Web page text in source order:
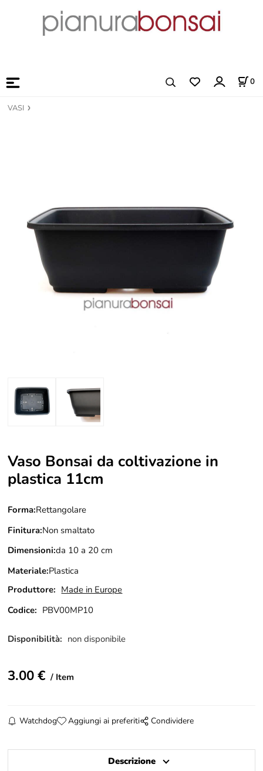
0
VASI
Vaso Bonsai da coltivazione in
plastica 11cm
Forma:Rettangolare
Finitura:Non smaltato
Dimensioni:da 10 a 20 cm
Materiale:Plastica
Produttore: Made in Europe
Codice: PBV00MP10
Disponibilità: non disponibile
3.00€ Item
Watchdog Aggiungi ai preferiti Condividere
Descrizione